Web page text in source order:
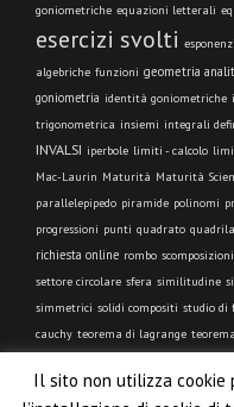
goniometriche equazioni letterali
esercizi svolti
algebriche funzioni geometria
goniometria identità goniometriche
trigonometrica insiemi integrali
INVALSI iperbole limiti - calcolo
Mac-Laurin Maturità Maturità
parallelepipedo piramide polinomi
progressioni punti quadrato
richiesta online rombo
settore circolare sfera similitudine
simmetrici solidi compositi studio di
cauchy teorema di lagrange
trigonometria VIDEO LEZIONE
Il sito non utilizza cookie